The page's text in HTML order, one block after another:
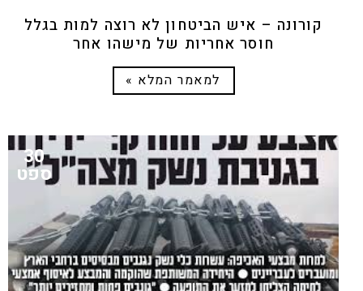
קורונה – איש הביטחון לא רוצה למות בגלל
חוסר אחריות של מישהו אחר
למאמר המלא »
30
ספט